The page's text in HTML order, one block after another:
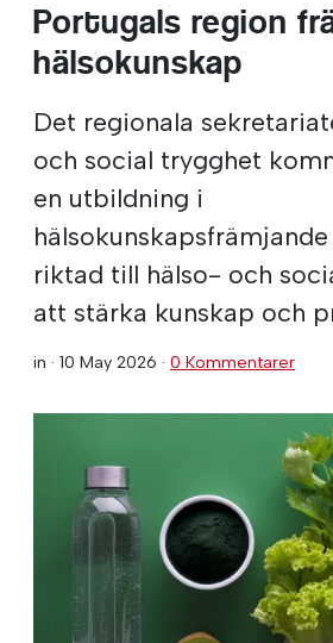
Portugals region
hälsokunskap
Det regionala
och social trygghet
en utbildning i
riktad till hälso- och
att stärka kunskap och
in · 10 May 2026 · 0 Kommentarer